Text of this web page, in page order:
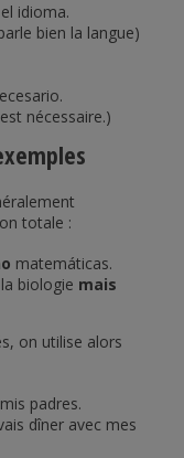
idioma.
bien la langue)
nécessaire.)
totale :
matemáticas.
biologie mais
on utilise alors
padres.
dîner avec mes